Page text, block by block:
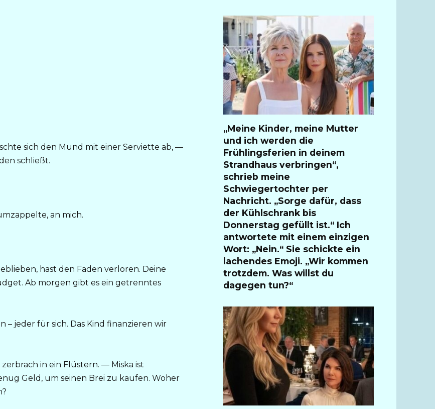
sich den Mund mit einer Serviette ab, —
schließt.
an mich.
hast den Faden verloren. Deine
Ab morgen gibt es ein getrenntes
– jeder für sich. Das Kind finanzieren wir
in ein Flüstern. — Miska ist
Geld, um seinen Brei zu kaufen. Woher
„Meine Kinder, meine Mutter
und ich werden die
Frühlingsferien in deinem
Strandhaus verbringen“,
schrieb meine
Schwiegertochter per
Nachricht. „Sorge dafür, dass
der Kühlschrank bis
Donnerstag gefüllt ist.“ Ich
antwortete mit einem einzigen
Wort: „Nein.“ Sie schickte ein
lachendes Emoji. „Wir kommen
trotzdem. Was willst du
dagegen tun?“